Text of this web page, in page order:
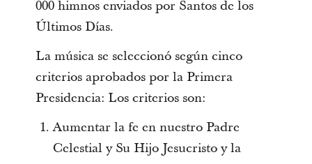
000 himnos enviados por Santos de los
Últimos Días.
La música se seleccionó según cinco
criterios aprobados por la Primera
Presidencia: Los criterios son:
Aumentar la fe en nuestro Padre
Celestial y Su Hijo Jesucristo y la